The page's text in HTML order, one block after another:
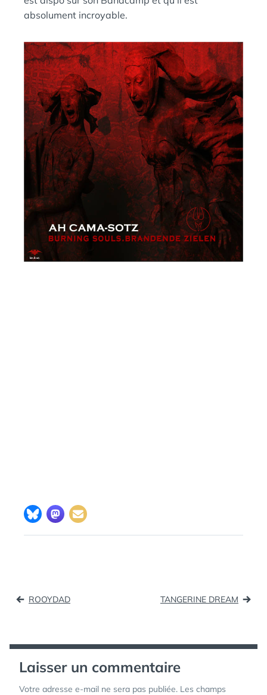
absolument incroyable.
Navigation
ROOYDAD TANGERINE DREAM
Laisser un commentaire
Votre adresse e-mail ne sera pas publiée. Les champs